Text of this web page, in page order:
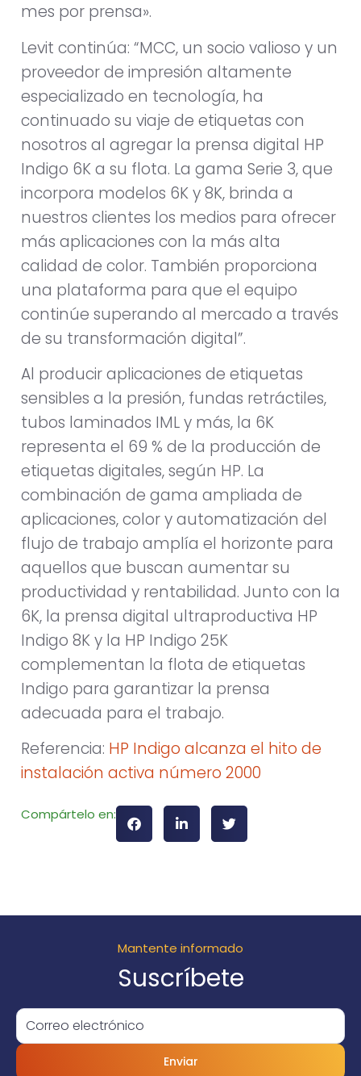
mes por prensa».
Levit continúa: “MCC, un socio valioso y un
proveedor de impresión altamente
especializado en tecnología, ha
continuado su viaje de etiquetas con
nosotros al agregar la prensa digital HP
Indigo 6K a su flota. La gama Serie 3, que
incorpora modelos 6K y 8K, brinda a
nuestros clientes los medios para ofrecer
más aplicaciones con la más alta
calidad de color. También proporciona
una plataforma para que el equipo
continúe superando al mercado a través
de su transformación digital”.
Al producir aplicaciones de etiquetas
sensibles a la presión, fundas retráctiles,
tubos laminados IML y más, la 6K
representa el 69 % de la producción de
etiquetas digitales, según HP. La
combinación de gama ampliada de
aplicaciones, color y automatización del
flujo de trabajo amplía el horizonte para
aquellos que buscan aumentar su
productividad y rentabilidad. Junto con la
6K, la prensa digital ultraproductiva HP
Indigo 8K y la HP Indigo 25K
complementan la flota de etiquetas
Indigo para garantizar la prensa
adecuada para el trabajo.
Referencia: HP Indigo alcanza el hito de
instalación activa número 2000
Compártelo en:
Mantente informado
Suscríbete
Enviar